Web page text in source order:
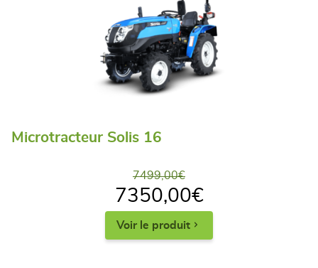
Microtracteur Solis 16
7499,00€
7350,00€
Voir le produit